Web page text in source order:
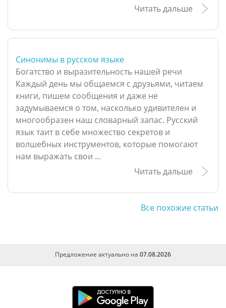
Читать дальше
Синонимы в русском языке
Богатство и выразительность нашей речи
Каждый день мы общаемся с друзьями, читаем
книги, пишем сообщения и даже не
задумываемся о том, насколько удивителен и
многообразен наш словарный запас. Русский
язык таит в себе множество секретов и
волшебных инструментов, которые помогают
нам выражать свои ...
Читать дальше
Все похожие статьи
Предложение актуально на 07.08.2026